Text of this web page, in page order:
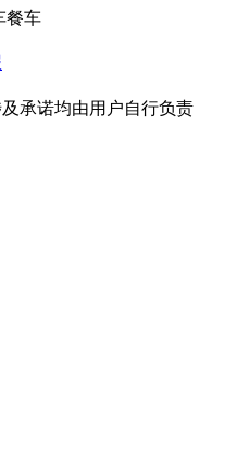
餐车
承诺均由用户自行负责